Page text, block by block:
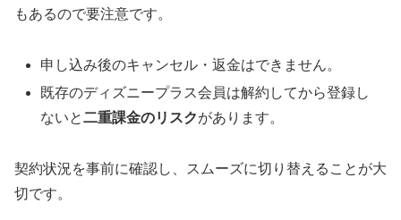
もあるので要注意です。
申し込み後のキャンセル・返金はできません。
既存のディズニープラス会員は解約してから登録し
ないと二重課金のリスクがあります。
契約状況を事前に確認し、スムーズに切り替えることが大
切です。